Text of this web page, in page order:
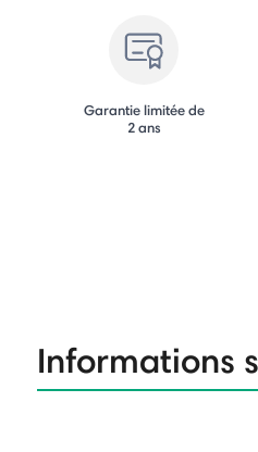
Garantie limitée de
2 ans
Informations